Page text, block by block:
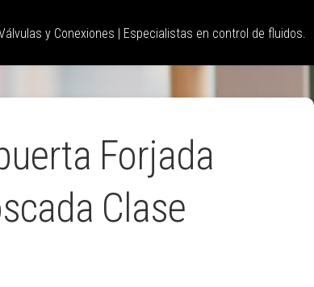
y Conexiones | Especialistas en control de fluidos.
Forjada
Clase